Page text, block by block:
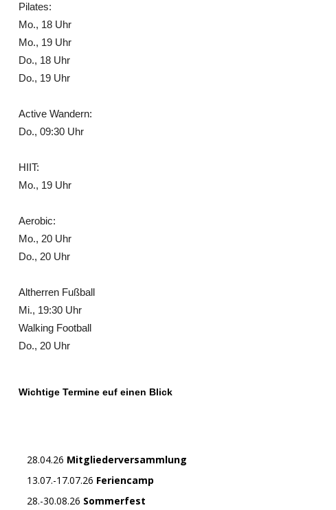
Pilates:
Mo., 18 Uhr
Mo., 19 Uhr
Do., 18 Uhr
Do., 19 Uhr
Active Wandern:
Do., 09:30 Uhr
HIIT:
Mo., 19 Uhr
Aerobic:
Mo., 20 Uhr
Do., 20 Uhr
Altherren Fußball
Mi., 19:30 Uhr
Walking Football
Do., 20 Uhr
Wichtige Termine euf einen Blick
28.04.26 Mitgliederversammlung
13.07.-17.07.26 Feriencamp
28.-30.08.26 Sommerfest